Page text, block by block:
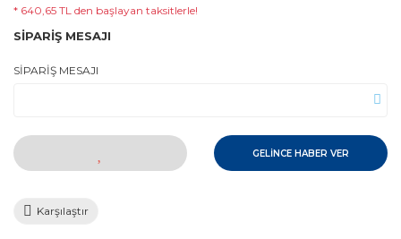
* 640,65 TL den başlayan taksitlerle!
SİPARİŞ MESAJI
SİPARİŞ MESAJI
GELİNCE HABER VER
Karşılaştır